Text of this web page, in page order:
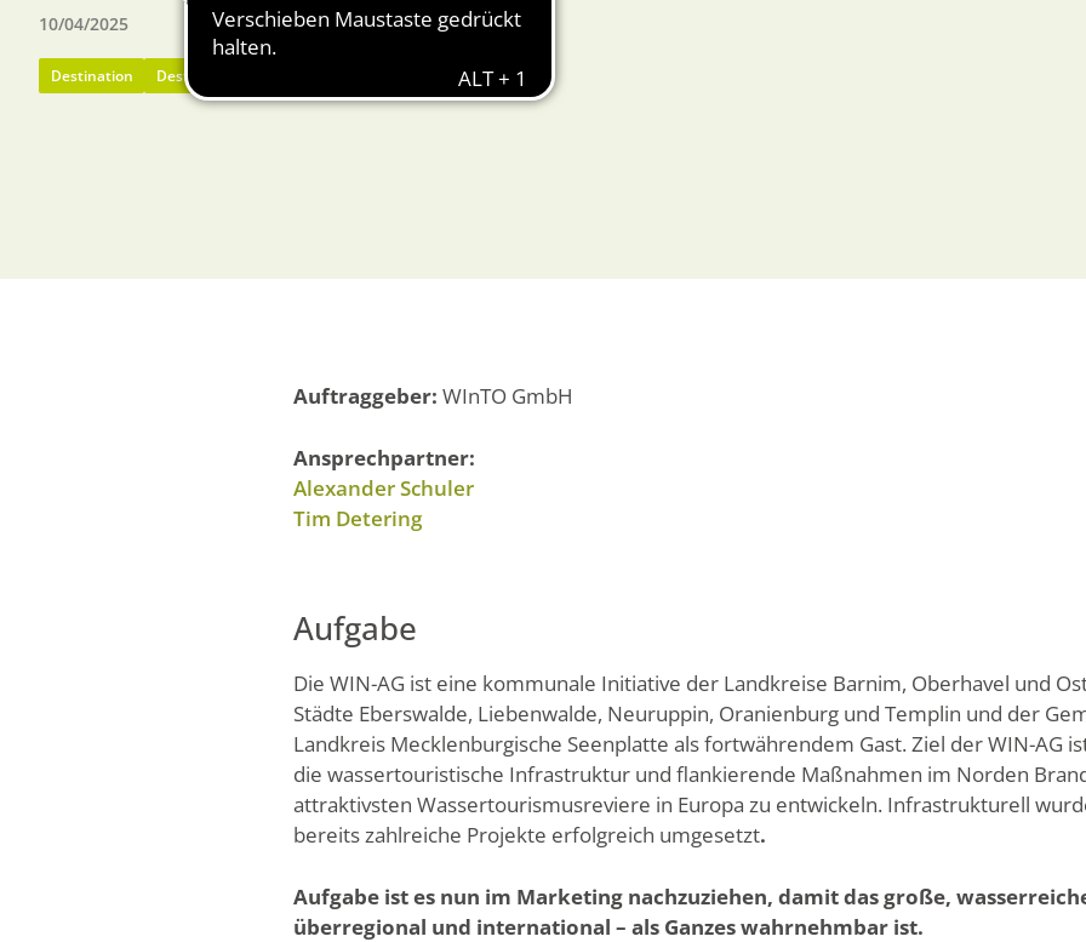
10/04/2025
Destination Destinationsentwicklung Markenentwicklung
Auftraggeber: WInTO GmbH
Ansprechpartner:
Alexander Schuler
Tim Detering
Aufgabe
Die WIN-AG ist eine kommunale Initiative der Landkreise Barnim, Oberhavel und
Städte Eberswalde, Liebenwalde, Neuruppin, Oranienburg und Templin und der
Landkreis Mecklenburgische Seenplatte als fortwährendem Gast. Ziel der WIN-AG
die wassertouristische Infrastruktur und flankierende Maßnahmen im Norden
attraktivsten Wassertourismusreviere in Europa zu entwickeln. Infrastrukturell
bereits zahlreiche Projekte erfolgreich umgesetzt.
Aufgabe ist es nun im Marketing nachzuziehen, damit das große,
überregional und international – als Ganzes wahrnehmbar ist.